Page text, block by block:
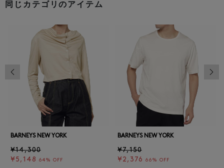
同じカテゴリのアイテム
BARNEYS NEW YORK
¥14,300
¥5,148
64% OFF
BARNEYS NEW YORK
¥7,150
¥2,376
66% OFF
前の画像